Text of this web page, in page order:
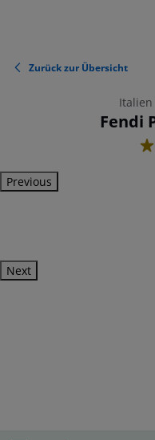
Zurück zur Übersicht
Fendi
5
Previous
Next